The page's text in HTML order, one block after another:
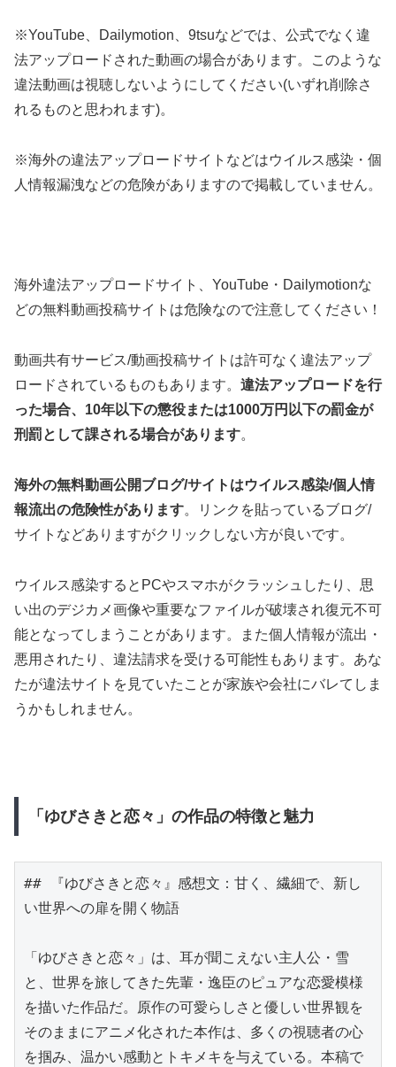
※YouTube、Dailymotion、9tsuなどでは、公式でなく違
法アップロードされた動画の場合があります。このような
違法動画は視聴しないようにしてください(いずれ削除さ
れるものと思われます)。
※海外の違法アップロードサイトなどはウイルス感染・個
人情報漏洩などの危険がありますので掲載していません。
海外違法アップロードサイト、YouTube・Dailymotionな
どの無料動画投稿サイトは危険なので注意してください！
動画共有サービス/動画投稿サイトは許可なく違法アップ
ロードされているものもあります。 違法アップロードを行
った場合、10年以下の懲役または1000万円以下の罰金が
刑罰として課される場合があります。
海外の無料動画公開ブログ/サイトはウイルス感染/個人情
報流出の危険性があります。リンクを貼っているブログ/
サイトなどありますがクリックしない方が良いです。
ウイルス感染するとPCやスマホがクラッシュしたり、思
い出のデジカメ画像や重要なファイルが破壊され復元不可
能となってしまうことがあります。また個人情報が流出・
悪用されたり、違法請求を受ける可能性もあります。あな
たが違法サイトを見ていたことが家族や会社にバレてしま
うかもしれません。
「ゆびさきと恋々」の作品の特徴と魅力
## 『ゆびさきと恋々』感想文：甘く、繊細で、新し
い世界への扉を開く物語
「ゆびさきと恋々」は、耳が聞こえない主人公・雪
と、世界を旅してきた先輩・逸臣のピュアな恋愛模様
を描いた作品だ。原作の可愛らしさと優しい世界観を
そのままにアニメ化された本作は、多くの視聴者の心
を掴み、温かい感動とトキメキを与えている。本稿で